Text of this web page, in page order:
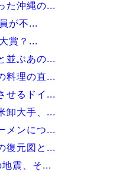
た沖縄の...
が不...
賞？...
並ぶあの...
料理の直...
せるドイ...
卸大手、...
メンにつ...
復元図と...
震、そ...